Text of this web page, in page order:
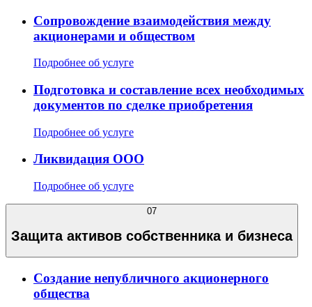
Сопровождение взаимодействия между
акционерами и обществом
Подробнее об услуге
Подготовка и составление всех необходимых
документов по сделке приобретения
Подробнее об услуге
Ликвидация ООО
Подробнее об услуге
07
Защита активов собственника и бизнеса
Создание непубличного акционерного
общества